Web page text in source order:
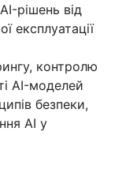
рішень від
експлуатації
контролю
AI-моделей
безпеки,
AI у